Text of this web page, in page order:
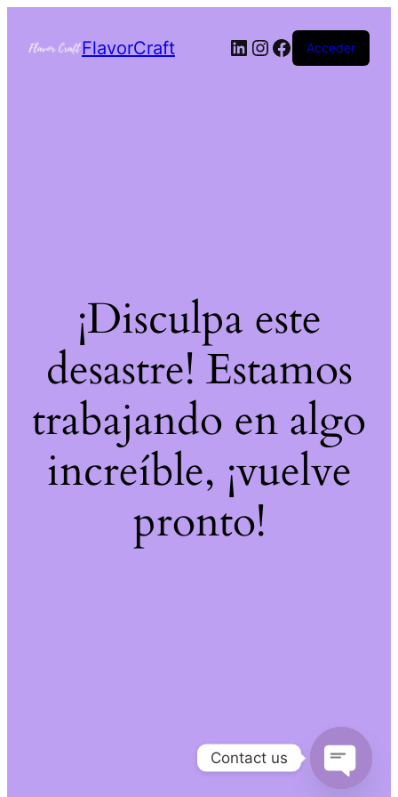
FlavorCraft Acceder
¡Disculpa este
desastre! Estamos
trabajando en algo
increíble, ¡vuelve
pronto!
Contact us